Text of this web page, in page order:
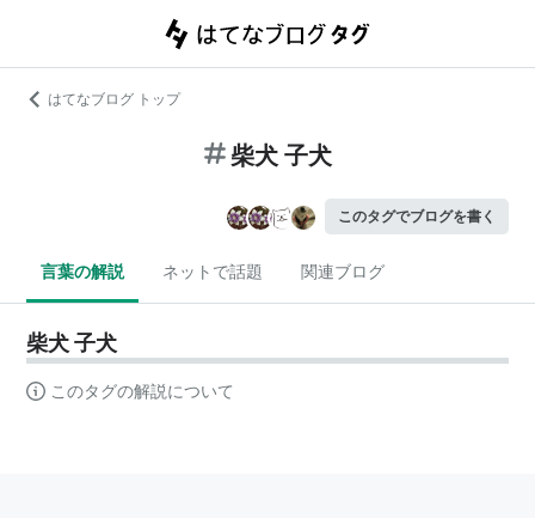
はてなブログ トップ
柴犬 子犬
このタグでブログを書く
言葉の解説 ネットで話題 関連ブログ
柴犬 子犬
このタグの解説について